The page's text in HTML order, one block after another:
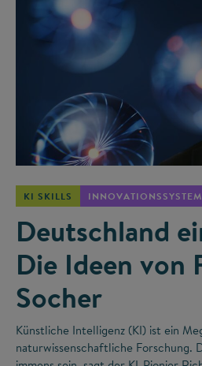
KI SKILLS INNOVATIONSSYSTEM
Deutschland
Die Ideen von
Socher
Künstliche Intelligenz (KI) ist ein
naturwissenschaftliche Forschung.